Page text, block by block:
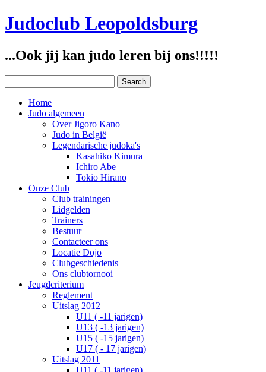
Judoclub Leopoldsburg
...Ook jij kan judo leren bij ons!!!!!
Home
Judo algemeen
Over Jigoro Kano
Judo in België
Legendarische judoka's
Kasahiko Kimura
Ichiro Abe
Tokio Hirano
Onze Club
Club trainingen
Lidgelden
Trainers
Bestuur
Contacteer ons
Locatie Dojo
Clubgeschiedenis
Ons clubtornooi
Jeugdcriterium
Reglement
Uitslag 2012
U11 ( -11 jarigen)
U13 ( -13 jarigen)
U15 ( -15 jarigen)
U17 ( - 17 jarigen)
Uitslag 2011
U11 ( -11 jarigen)